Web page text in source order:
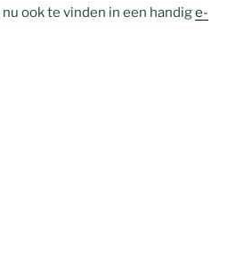
ook te vinden in een handige-